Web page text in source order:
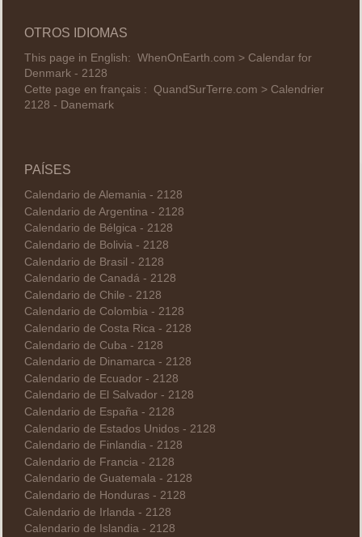
OTROS IDIOMAS
This page in English: WhenOnEarth.com > Calendar for
Denmark - 2128
Cette page en français : QuandSurTerre.com > Calendrier
2128 - Danemark
PAÍSES
Calendario de Alemania - 2128
Calendario de Argentina - 2128
Calendario de Bélgica - 2128
Calendario de Bolivia - 2128
Calendario de Brasil - 2128
Calendario de Canadá - 2128
Calendario de Chile - 2128
Calendario de Colombia - 2128
Calendario de Costa Rica - 2128
Calendario de Cuba - 2128
Calendario de Dinamarca - 2128
Calendario de Ecuador - 2128
Calendario de El Salvador - 2128
Calendario de España - 2128
Calendario de Estados Unidos - 2128
Calendario de Finlandia - 2128
Calendario de Francia - 2128
Calendario de Guatemala - 2128
Calendario de Honduras - 2128
Calendario de Irlanda - 2128
Calendario de Islandia - 2128